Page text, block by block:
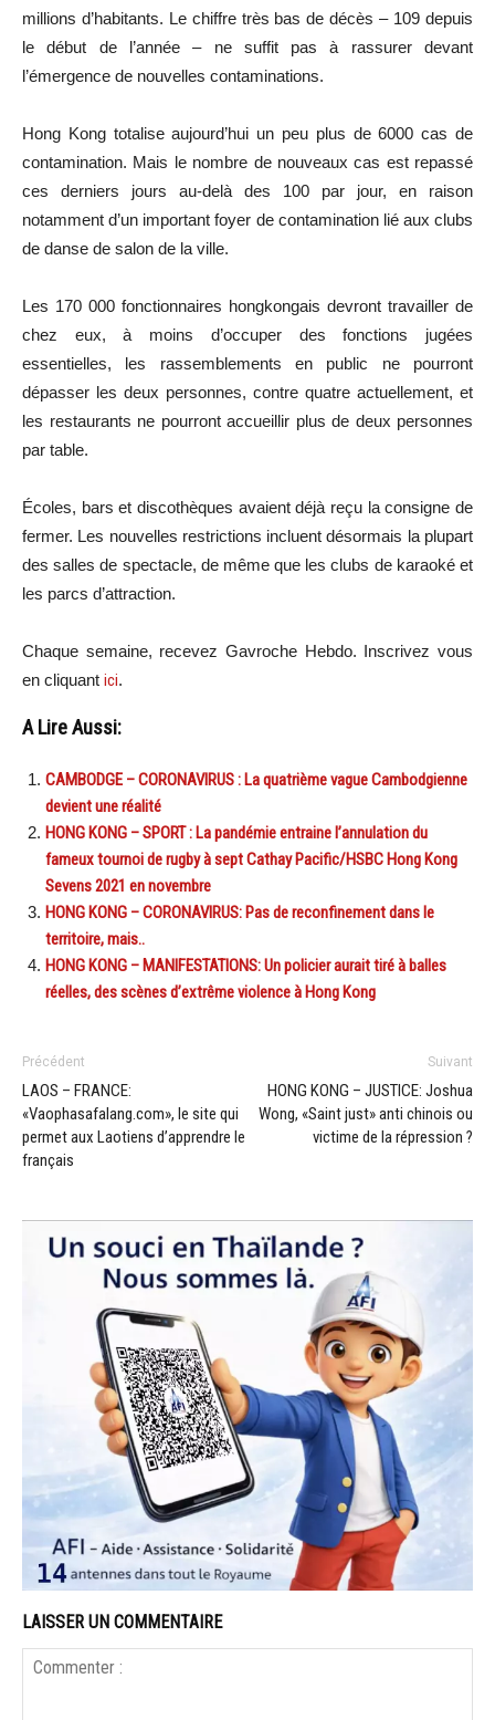
millions d’habitants. Le chiffre très bas de décès – 109 depuis
le début de l’année – ne suffit pas à rassurer devant
l’émergence de nouvelles contaminations.
Hong Kong totalise aujourd’hui un peu plus de 6000 cas de
contamination. Mais le nombre de nouveaux cas est repassé
ces derniers jours au-delà des 100 par jour, en raison
notamment d’un important foyer de contamination lié aux clubs
de danse de salon de la ville.
Les 170 000 fonctionnaires hongkongais devront travailler de
chez eux, à moins d’occuper des fonctions jugées
essentielles, les rassemblements en public ne pourront
dépasser les deux personnes, contre quatre actuellement, et
les restaurants ne pourront accueillir plus de deux personnes
par table.
Écoles, bars et discothèques avaient déjà reçu la consigne de
fermer. Les nouvelles restrictions incluent désormais la plupart
des salles de spectacle, de même que les clubs de karaoké et
les parcs d’attraction.
Chaque semaine, recevez Gavroche Hebdo. Inscrivez vous
en cliquant ici.
A Lire Aussi:
CAMBODGE – CORONAVIRUS : La quatrième vague Cambodgienne
devient une réalité
HONG KONG – SPORT : La pandémie entraine l’annulation du
fameux tournoi de rugby à sept Cathay Pacific/HSBC Hong Kong
Sevens 2021 en novembre
HONG KONG – CORONAVIRUS: Pas de reconfinement dans le
territoire, mais..
HONG KONG – MANIFESTATIONS: Un policier aurait tiré à balles
réelles, des scènes d’extrême violence à Hong Kong
Précédent
LAOS – FRANCE:
«Vaophasafalang.com», le site qui
permet aux Laotiens d’apprendre le
français
Suivant
HONG KONG – JUSTICE: Joshua
Wong, «Saint just» anti chinois ou
victime de la répression ?
LAISSER UN COMMENTAIRE